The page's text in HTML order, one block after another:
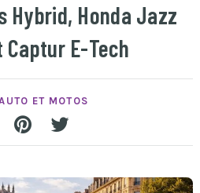
Hybrid, Honda Jazz
E-Tech
ET MOTOS